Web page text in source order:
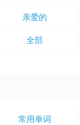
亲爱的
全部
常用单词